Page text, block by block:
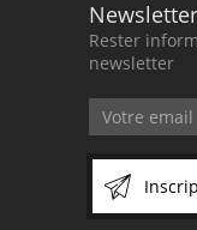
Newsletter
Rester
newsletter